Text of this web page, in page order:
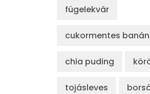
fügelekvár
cukormentes
chia puding
tojásleves